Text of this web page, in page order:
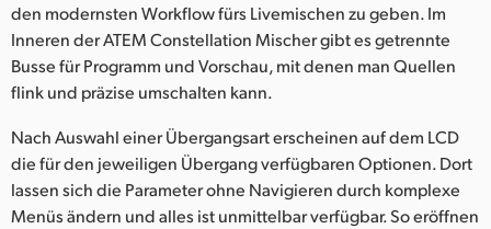
UAE
Ukraine
United States
den modernsten Workflow fürs Livemischen zu geben. Im
Inneren der ATEM Constellation Mischer gibt es getrennte
Busse für Programm und Vorschau, mit denen man Quellen
flink und präzise umschalten kann.
Nach Auswahl einer Übergangsart erscheinen auf dem LCD
die für den jeweiligen Übergang verfügbaren Optionen. Dort
lassen sich die Parameter ohne Navigieren durch komplexe
Menüs ändern und alles ist unmittelbar verfügbar. So eröffnen